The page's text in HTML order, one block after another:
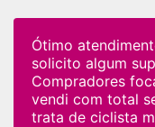
Ótimo
solicito algum
Compradores
vendi com total
trata de ciclista